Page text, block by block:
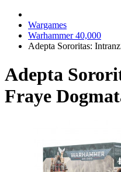
Wargames
Warhammer 40,000
Adepta Sororitas:
Adepta
Fraye